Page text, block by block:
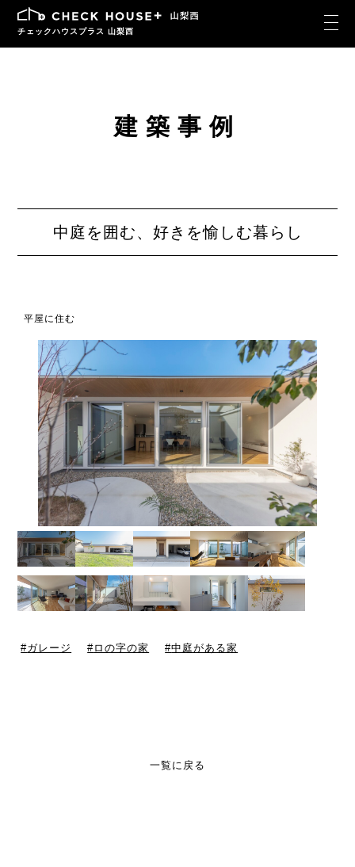
チェックハウスプラス 山梨西
建築事例
中庭を囲む、好きを愉しむ暮らし
平屋に住む
ガレージ ロの字の家 中庭がある家
一覧に戻る